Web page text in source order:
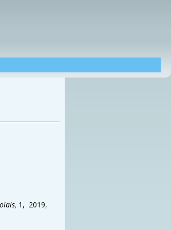
1, 2019,